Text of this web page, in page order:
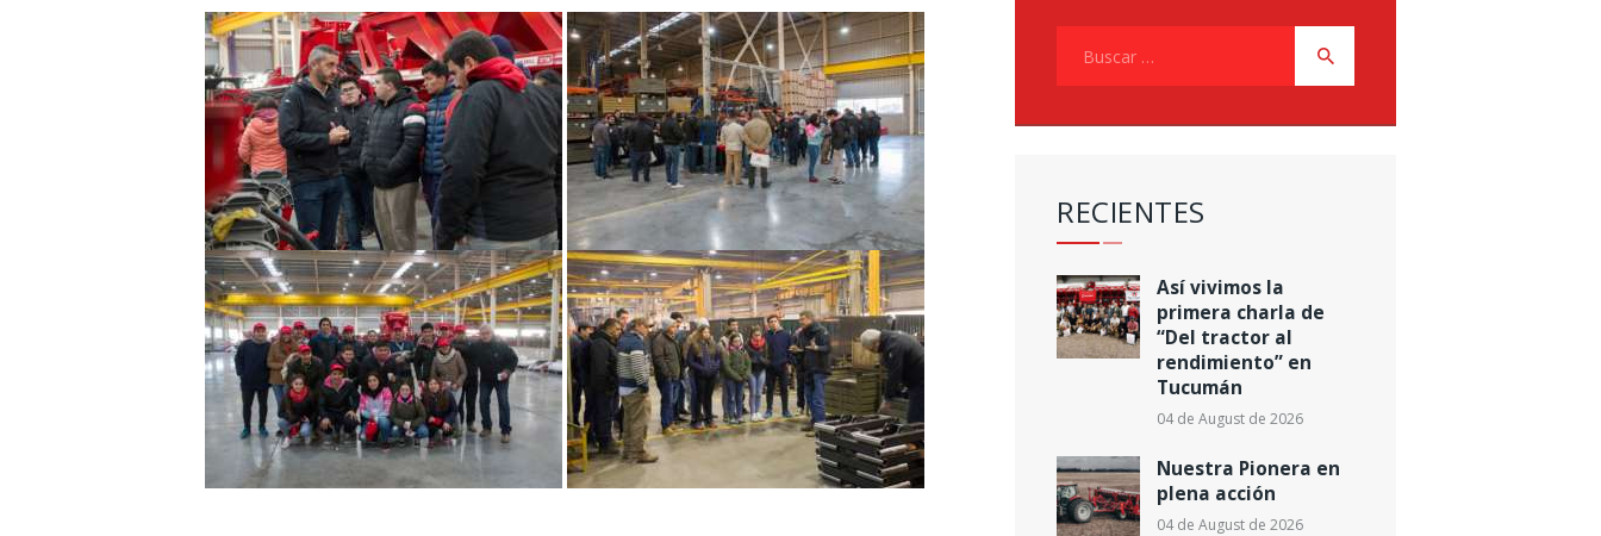
RECIENTES
Así vivimos la
primera charla de
“Del tractor al
rendimiento” en
Tucumán
04 de August de 2026
Nuestra Pionera en
plena acción
04 de August de 2026